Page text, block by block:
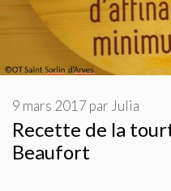
Recette de la
Beaufort
9 mars 2017 par Julia